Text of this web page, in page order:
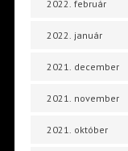
2022. február
2022. január
2021. december
2021. november
2021. október